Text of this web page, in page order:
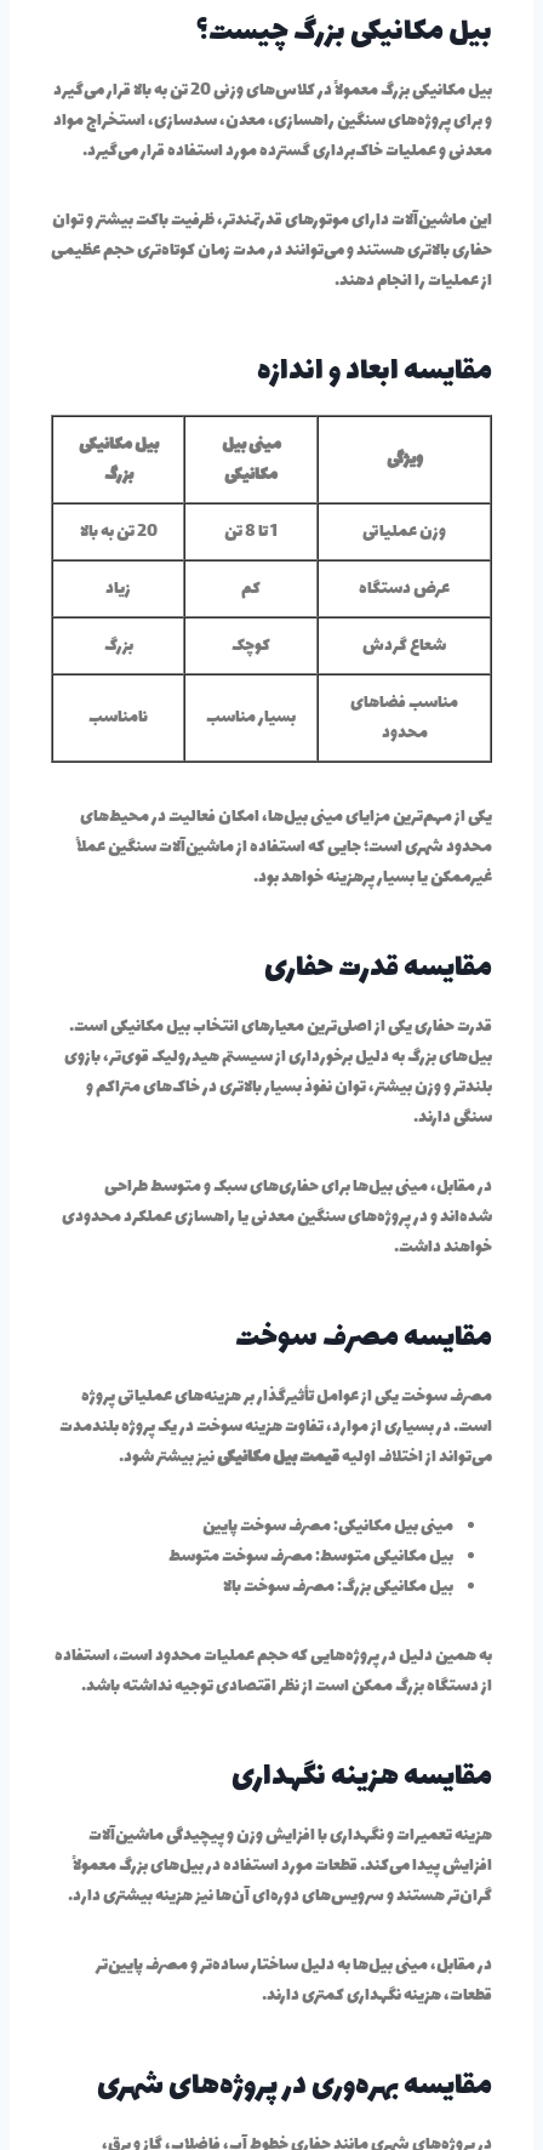
بیل مکانیکی بزرگ چیست؟
بیل مکانیکی بزرگ معمولاً در کلاس‌های وزنی 20 تن به بالا قرار می‌گیرد
و برای پروژه‌های سنگین راهسازی، معدن، سدسازی، استخراج مواد
معدنی و عملیات خاک‌برداری گسترده مورد استفاده قرار می‌گیرد.
این ماشین‌آلات دارای موتورهای قدرتمندتر، ظرفیت باکت بیشتر و توان
حفاری بالاتری هستند و می‌توانند در مدت زمان کوتاه‌تری حجم عظیمی
از عملیات را انجام دهند.
مقایسه ابعاد و اندازه
ویژگی
مینی بیل
مکانیکی
بیل مکانیکی
بزرگ
وزن عملیاتی
1 تا 8 تن
20 تن به بالا
عرض دستگاه
کم
زیاد
شعاع گردش
کوچک
بزرگ
مناسب فضاهای
محدود
بسیار مناسب نامناسب
یکی از مهم‌ترین مزایای مینی بیل‌ها، امکان فعالیت در محیط‌های
محدود شهری است؛ جایی که استفاده از ماشین‌آلات سنگین عملاً
غیرممکن یا بسیار پرهزینه خواهد بود.
مقایسه قدرت حفاری
قدرت حفاری یکی از اصلی‌ترین معیارهای انتخاب بیل مکانیکی است.
بیل‌های بزرگ به دلیل برخورداری از سیستم هیدرولیک قوی‌تر، بازوی
بلندتر و وزن بیشتر، توان نفوذ بسیار بالاتری در خاک‌های متراکم و
سنگی دارند.
در مقابل، مینی بیل‌ها برای حفاری‌های سبک و متوسط طراحی
شده‌اند و در پروژه‌های سنگین معدنی یا راهسازی عملکرد محدودی
خواهند داشت.
مقایسه مصرف سوخت
مصرف سوخت یکی از عوامل تأثیرگذار بر هزینه‌های عملیاتی پروژه
است. در بسیاری از موارد، تفاوت هزینه سوخت در یک پروژه بلندمدت
می‌تواند از اختلاف اولیهقیمت بیل مکانیکینیز بیشتر شود.
مینی بیل مکانیکی: مصرف سوخت پایین
بیل مکانیکی متوسط: مصرف سوخت متوسط
بیل مکانیکی بزرگ: مصرف سوخت بالا
به همین دلیل در پروژه‌هایی که حجم عملیات محدود است، استفاده
از دستگاه بزرگ ممکن است از نظر اقتصادی توجیه نداشته باشد.
مقایسه هزینه نگهداری
هزینه تعمیرات و نگهداری با افزایش وزن و پیچیدگی ماشین‌آلات
افزایش پیدا می‌کند. قطعات مورد استفاده در بیل‌های بزرگ معمولاً
گران‌تر هستند و سرویس‌های دوره‌ای آن‌ها نیز هزینه بیشتری دارد.
در مقابل، مینی بیل‌ها به دلیل ساختار ساده‌تر و مصرف پایین‌تر
قطعات، هزینه نگهداری کمتری دارند.
مقایسه بهره‌وری در پروژه‌های شهری